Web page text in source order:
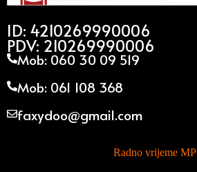
ID: 4210269990006
PDV: 210269990006
Mob: 060 30 09 519
Mob: 061 108 368
faxydoo@gmail.com
Radno vrijeme MP